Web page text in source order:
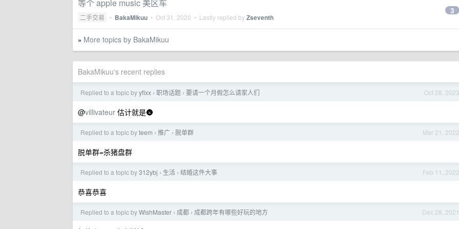
等个 apple music 美区车
二手交易 • BakaMikuu • Oct 31, 2020 • Lastly replied byZseventh
3
» More topics by BakaMikuu
BakaMikuu's recent replies
Oct 28, 2023
Replied to a topic byyfixx › 职场话题 › 要请一个月假怎么请家人们
@villivateur 估计就是🌚
Mar 21, 2022
Replied to a topic byteem › 推广 › 脱单群
脱单群=杀猪盘群
Feb 11, 2022
Replied to a topic by312ybj › 生活 › 结婚这件大事
恭喜恭喜
Dec 28, 2021
Replied to a topic byWishMaster › 成都 › 成都跨年有哪些好玩的地方